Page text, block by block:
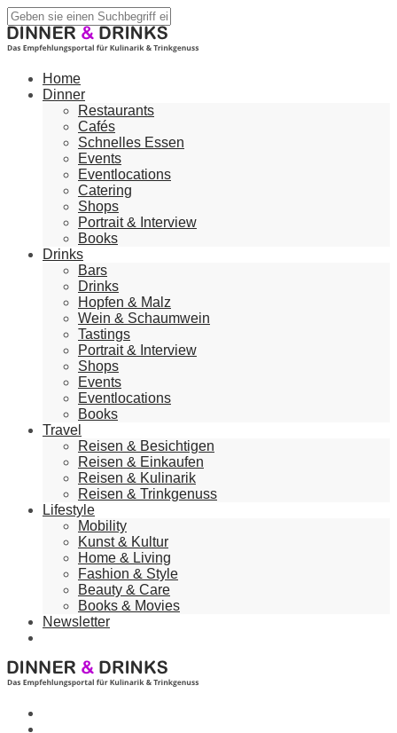
Home
Dinner
Restaurants
Cafés
Schnelles Essen
Events
Eventlocations
Catering
Shops
Portrait & Interview
Books
Drinks
Bars
Drinks
Hopfen & Malz
Wein & Schaumwein
Tastings
Portrait & Interview
Shops
Events
Eventlocations
Books
Travel
Reisen & Besichtigen
Reisen & Einkaufen
Reisen & Kulinarik
Reisen & Trinkgenuss
Lifestyle
Mobility
Kunst & Kultur
Home & Living
Fashion & Style
Beauty & Care
Books & Movies
Newsletter